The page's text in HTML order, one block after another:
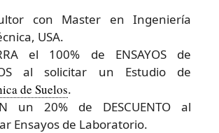
con Master en Ingeniería
USA.
el 100% de ENSAYOS de
al solicitar un Estudio de
de Suelos.
un 20% de DESCUENTO al
Ensayos de Laboratorio.